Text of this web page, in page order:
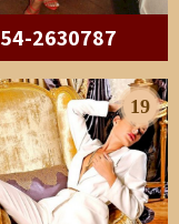
2630787
19